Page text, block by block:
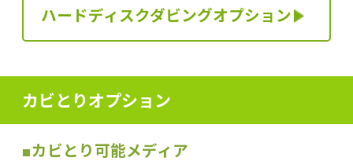
ハードディスクダビングオプション
カビとりオプション
■カビとり可能メディア